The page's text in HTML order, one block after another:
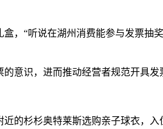
，“听说在湖州消费能参与发票抽
意识，进而推动经营者规范开具发
的杉杉奥特莱斯选购亲子球衣，